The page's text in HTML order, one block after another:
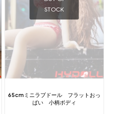
STOCK
65cmミニラブドール フラットおっ
ぱい 小柄ボディ